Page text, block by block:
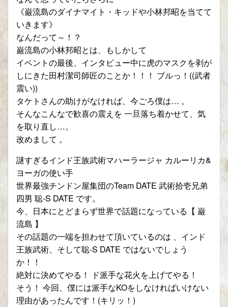
《巌流島のダイナマイト・キッドや小林邦昭を当てて
いきます》
なんだって～！？
巌流島の小林邦昭とは、もしかして
イベントの最後、インタビュー中に虎のマスクを剥が
しにきた田村潔司師匠のことか！！！ ブルっ！((武者
震い))
タケトさんの助けがなければ、今ごろ僕は… 。
そんなこんなで歓喜の震えを 一旦落ち着かせて、気
を取り直し…。
改めまして 。
謎すぎるインド王族武術マハーラージャ カルーリカ&
ヨーガの使い手
世界最強チンドン屋集団のTeam DATE 武術拾壱兄弟
四男 聡-S DATE です。
今、日本にとどまらず世界で話題になっている【 巌
流島 】
その話題の一端を担わせて頂いているのは 、インド
王族武術、そして聡-S DATE ではないでしょう
か！！
絶対に決めてやる！ ド派手な花火を上げてやる！
そう！ 今回、僕には派手なKOをしなければいけない
理由があったんです！(キリッ！)